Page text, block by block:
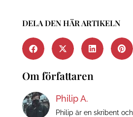
DELA DEN HÄR ARTIKELN
Om författaren
Philip A.
Philip är en skribent